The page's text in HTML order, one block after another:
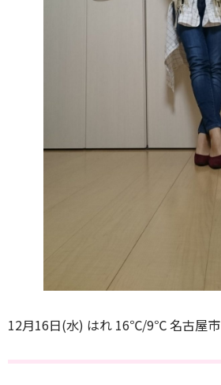
12月16日(水) はれ 16℃/9℃ 名古屋市